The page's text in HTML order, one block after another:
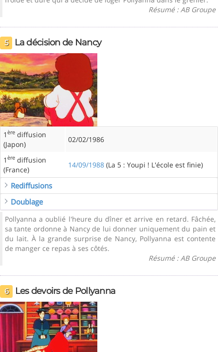
Résumé : AB Groupe
5 La décision de Nancy
1 ère diffusion
(Japon)
02/02/1986
1 ère diffusion
(France)
14/09/1988 (La 5 : Youpi ! L'école est finie)
Rediffusions
Doublage
Pollyanna a oublié l'heure du dîner et arrive en retard. Fâchée,
sa tante ordonne à Nancy de lui donner uniquement du pain et
du lait. À la grande surprise de Nancy, Pollyanna est contente
de manger ce repas à ses côtés.
Résumé : AB Groupe
6 Les devoirs de Pollyanna